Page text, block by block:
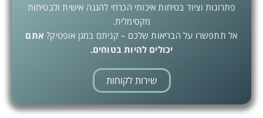
פתרונות וציוד בטיחות איכותי הכרחי להגנה אישית ולבטיחות
מקסימלית.
אל תתפשרו על הבריאות שלכם – קניתם במגן אופטיק? אתם
יכולים להיות בטוחים.
שירות לקוחות